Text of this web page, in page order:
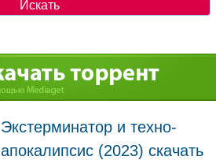
Экстерминатор и техно-
апокалипсис (2023) скачать